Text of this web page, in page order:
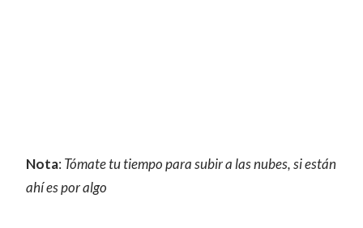
Nota: Tómate tu tiempo para subir a las nubes, si están
ahí es por algo